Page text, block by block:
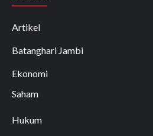
Artikel
Batanghari Jambi
Ekonomi
Saham
Hukum